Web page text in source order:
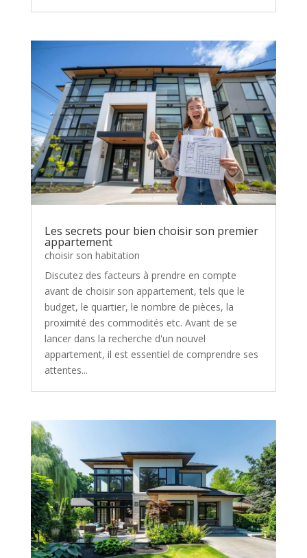
Les secrets pour bien choisir son premier
appartement
choisir son habitation
Discutez des facteurs à prendre en compte
avant de choisir son appartement, tels que le
budget, le quartier, le nombre de pièces, la
proximité des commodités etc. Avant de se
lancer dans la recherche d'un nouvel
appartement, il est essentiel de comprendre ses
attentes...